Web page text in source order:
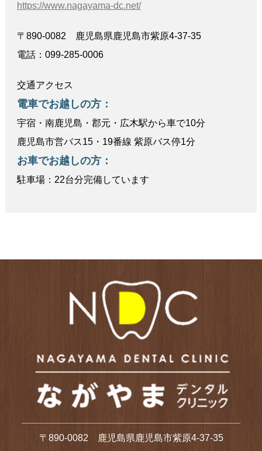
https://www.nagayama-dc.net/
〒890-0082 鹿児島県鹿児島市紫原4-37-35
電話：099-285-0006
交通アクセス
電車でお越しの方：
宇宿・南鹿児島・郡元・広木駅から車で10分
鹿児島市営バス15・19番線 紫原バス停1分
お車でお越しの方：
駐車場：22台分完備しています
〒890-0082 鹿児島県鹿児島市紫原4-37-35